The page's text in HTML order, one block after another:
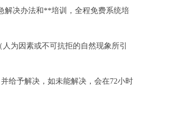
解决办法和**培训，全程免费系统培
为因素或不可抗拒的自然现象所引
给予解决，如未能解决，会在72小时